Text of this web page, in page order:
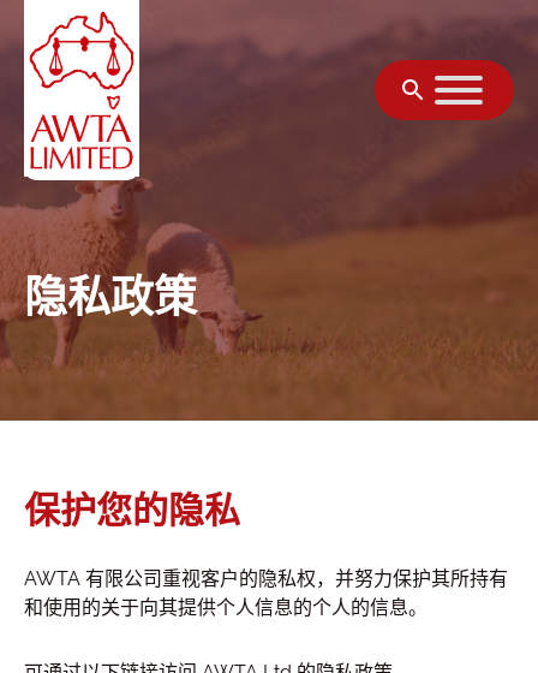
跳至内容
隐私政策
保护您的隐私
AWTA 有限公司重视客户的隐私权，并努力保护其所持有
和使用的关于向其提供个人信息的个人的信息。